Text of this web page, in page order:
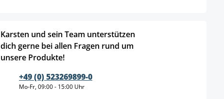
Karsten und sein Team unterstützen
dich gerne bei allen Fragen rund um
unsere Produkte!
+49 (0) 523269899-0
Mo-Fr, 09:00 - 15:00 Uhr